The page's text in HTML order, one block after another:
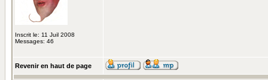
Inscrit le: 11 Juil 2008
Messages: 46
Revenir en haut de page